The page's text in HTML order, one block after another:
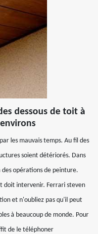
dessous de toit à
les mauvais temps. Au fil des
soient détériorés. Dans
opérations de peinture.
doit intervenir. Ferrari steven
et n'oubliez pas qu'il peut
à beaucoup de monde. Pour
de le téléphoner